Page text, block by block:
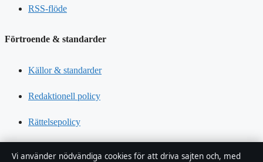
RSS-flöde
Förtroende & standarder
Källor & standarder
Redaktionell policy
Rättelsepolicy
Vi använder nödvändiga cookies för att driva sajten och, med